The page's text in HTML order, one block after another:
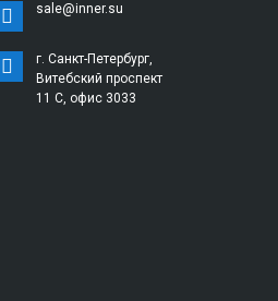
sale@inner.su
г. Санкт-Петербург,
Витебский проспект
11 С, офис 3033